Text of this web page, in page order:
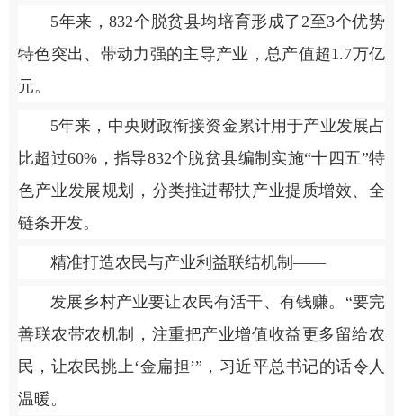
5年来，832个脱贫县均培育形成了2至3个优势
特色突出、带动力强的主导产业，总产值超1.7万亿
元。
5年来，中央财政衔接资金累计用于产业发展占
比超过60%，指导832个脱贫县编制实施“十四五”特
色产业发展规划，分类推进帮扶产业提质增效、全
链条开发。
精准打造农民与产业利益联结机制——
发展乡村产业要让农民有活干、有钱赚。“要完
善联农带农机制，注重把产业增值收益更多留给农
民，让农民挑上‘金扁担’”，习近平总书记的话令人
温暖。